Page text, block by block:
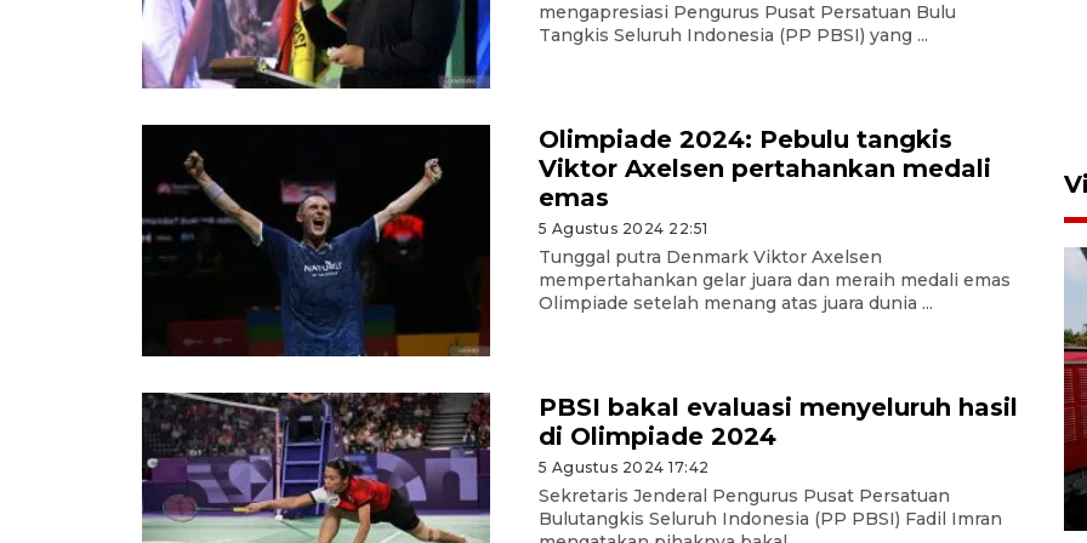
mengapresiasi Pengurus Pusat Persatuan Bulu
Tangkis Seluruh Indonesia (PP PBSI) yang ...
Olimpiade 2024: Pebulu tangkis
Viktor Axelsen pertahankan medali
emas
5 Agustus 2024 22:51
Tunggal putra Denmark Viktor Axelsen
mempertahankan gelar juara dan meraih medali emas
Olimpiade setelah menang atas juara dunia ...
PBSI bakal evaluasi menyeluruh hasil
di Olimpiade 2024
5 Agustus 2024 17:42
Sekretaris Jenderal Pengurus Pusat Persatuan
Bulutangkis Seluruh Indonesia (PP PBSI) Fadil Imran
Basarnas hentikan operasi
kedaruratan KM Mutiara
Sentosa II
4 Agustus 2026 22:38